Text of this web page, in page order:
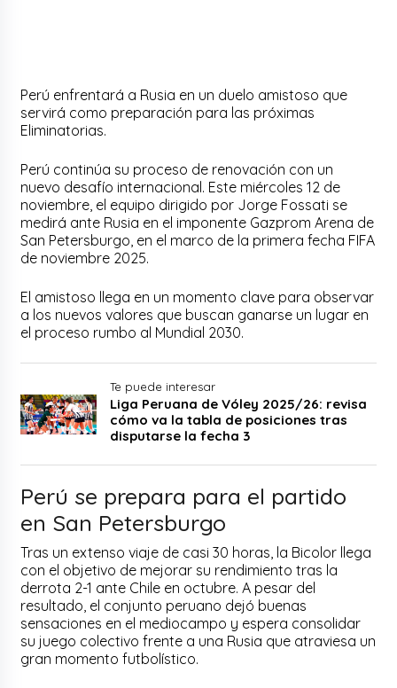
Perú enfrentará a Rusia en un duelo amistoso que
servirá como preparación para las próximas
Eliminatorias.
Perú continúa su proceso de renovación con un
nuevo desafío internacional. Este miércoles 12 de
noviembre, el equipo dirigido por Jorge Fossati se
medirá ante Rusia en el imponente Gazprom Arena de
San Petersburgo, en el marco de la primera fecha FIFA
de noviembre 2025.
El amistoso llega en un momento clave para observar
a los nuevos valores que buscan ganarse un lugar en
el proceso rumbo al Mundial 2030.
Te puede interesar
Liga Peruana de Vóley 2025/26: revisa
cómo va la tabla de posiciones tras
disputarse la fecha 3
Perú se prepara para el partido
en San Petersburgo
Tras un extenso viaje de casi 30 horas, la Bicolor llega
con el objetivo de mejorar su rendimiento tras la
derrota 2-1 ante Chile en octubre. A pesar del
resultado, el conjunto peruano dejó buenas
sensaciones en el mediocampo y espera consolidar
su juego colectivo frente a una Rusia que atraviesa un
gran momento futbolístico.